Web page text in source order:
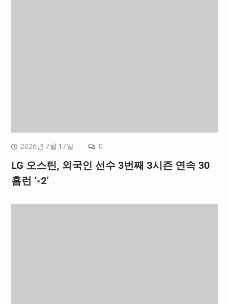
2026년 7월 17일 0
LG 오스틴, 외국인 선수 3번째 3시즌 연속 30
홈런 ‘-2’